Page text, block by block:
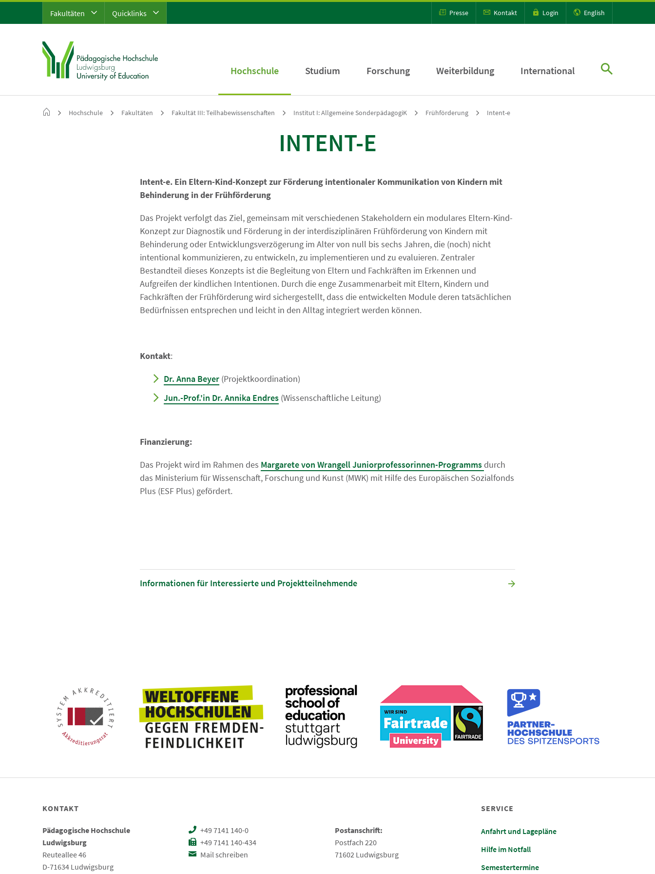
Fakultäten Quicklinks Presse Kontakt Login English
Hochschule Studium Forschung Weiterbildung International
Hochschule Fakultäten Fakultät III: Teilhabewissenschaften Institut I: Allgemeine SonderpädagogiK Frühförderung Intent-e
INTENT-E
Intent-e. Ein Eltern-Kind-Konzept zur Förderung intentionaler Kommunikation von Kindern mit
Behinderung in der Frühförderung
Das Projekt verfolgt das Ziel, gemeinsam mit verschiedenen Stakeholdern ein modulares Eltern-Kind-
Konzept zur Diagnostik und Förderung in der interdisziplinären Frühförderung von Kindern mit
Behinderung oder Entwicklungsverzögerung im Alter von null bis sechs Jahren, die (noch) nicht
intentional kommunizieren, zu entwickeln, zu implementieren und zu evaluieren. Zentraler
Bestandteil dieses Konzepts ist die Begleitung von Eltern und Fachkräften im Erkennen und
Aufgreifen der kindlichen Intentionen. Durch die enge Zusammenarbeit mit Eltern, Kindern und
Fachkräften der Frühförderung wird sichergestellt, dass die entwickelten Module deren tatsächlichen
Bedürfnissen entsprechen und leicht in den Alltag integriert werden können.
Kontakt:
Dr. Anna Beyer (Projektkoordination)
Jun.-Prof.'in Dr. Annika Endres (Wissenschaftliche Leitung)
Finanzierung:
Das Projekt wird im Rahmen des Margarete von Wrangell Juniorprofessorinnen-Programms durch
das Ministerium für Wissenschaft, Forschung und Kunst (MWK) mit Hilfe des Europäischen Sozialfonds
Plus (ESF Plus) gefördert.
Informationen für Interessierte und Projektteilnehmende
KONTAKT
Pädagogische Hochschule
Ludwigsburg
Reuteallee 46
D-71634 Ludwigsburg
+49 7141 140-0
+49 7141 140-434
Mail schreiben
Postanschrift:
Postfach 220
71602 Ludwigsburg
SERVICE
Anfahrt und Lagepläne
Hilfe im Notfall
Semestertermine